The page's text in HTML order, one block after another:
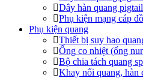
Dây hàn quang
Phụ kiện mạng cáp
Phụ kiện quang
Thiết bị suy hao
Ống co nhiệt (ống
Bộ chia tách quang
Khay nối quang, hàn